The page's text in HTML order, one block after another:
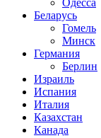
Одесса
Беларусь
Гомель
Минск
Германия
Берлин
Израиль
Испания
Италия
Казахстан
Канада